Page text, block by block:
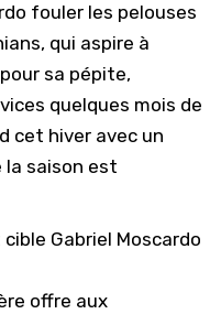
fouler les pelouses
qui aspire à
sa pépite,
quelques mois de
cet hiver avec un
la saison est
cible Gabriel Moscardo
offre aux